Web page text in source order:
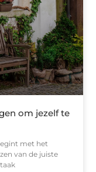
om jezelf te
met het
van de juiste